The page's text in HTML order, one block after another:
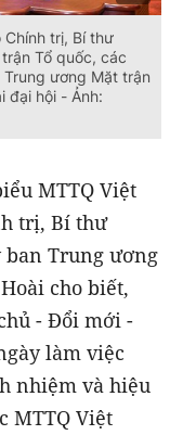
Chính trị, Bí thư
Tổ quốc, các
ương Mặt trận
đại hội - Ảnh:
MTTQ Việt
trị, Bí thư
ban Trung ương
cho biết,
- Đổi mới -
làm việc
nhiệm và hiệu
MTTQ Việt